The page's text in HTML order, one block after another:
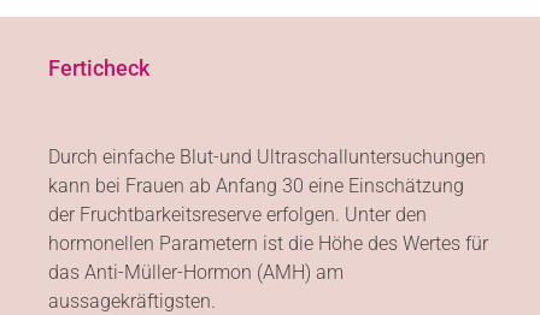
Ferticheck
Durch einfache Blut-und Ultraschalluntersuchungen
kann bei Frauen ab Anfang 30 eine Einschätzung
der Fruchtbarkeitsreserve erfolgen. Unter den
hormonellen Parametern ist die Höhe des Wertes für
das Anti-Müller-Hormon (AMH) am
aussagekräftigsten.